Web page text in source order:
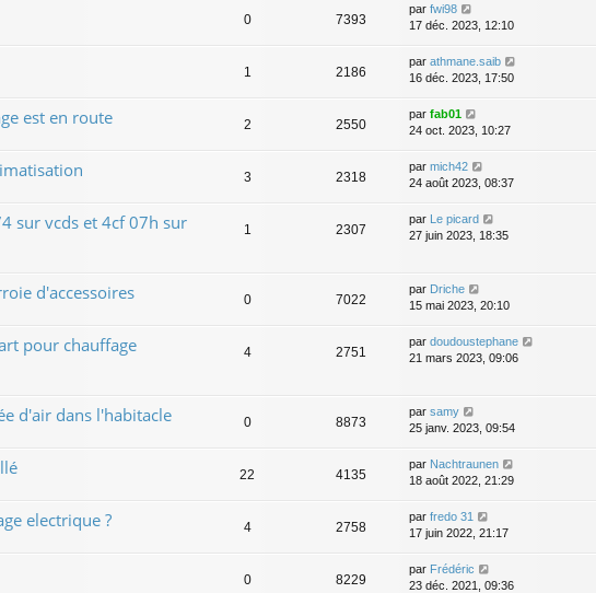
0 7393
par fwi98
17 déc. 2023, 12:10
1 2186
par athmane.saib
16 déc. 2023, 17:50
est en route 2 2550
par fab01
24 oct. 2023, 10:27
3 2318
par mich42
24 août 2023, 08:37
sur vcds et 4cf 07h sur
1 2307
par Le picard
27 juin 2023, 18:35
d'accessoires 0 7022
par Driche
15 mai 2023, 20:10
pour chauffage
4 2751
par doudoustephane
21 mars 2023, 09:06
d'air dans l'habitacle 0 8873
par samy
25 janv. 2023, 09:54
22 4135
par Nachtraunen
18 août 2022, 21:29
electrique ? 4 2758
par fredo 31
17 juin 2022, 21:17
0 8229
par Frédéric
23 déc. 2021, 09:36